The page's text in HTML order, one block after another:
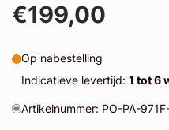
€199,00
Op nabestelling
Indicatieve levertijd: 1 tot 6
Artikelnummer: PO-PA-